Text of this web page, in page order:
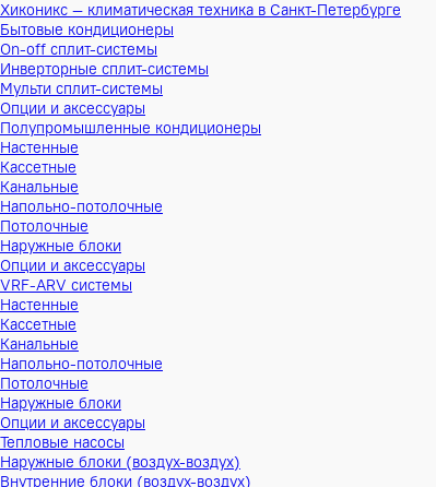
Хиконикс — климатическая техника в Санкт-Петербурге
Бытовые кондиционеры
On-off сплит-системы
Инверторные сплит-системы
Мульти сплит-системы
Опции и аксессуары
Полупромышленные кондиционеры
Настенные
Кассетные
Канальные
Напольно-потолочные
Потолочные
Наружные блоки
Опции и аксессуары
VRF-ARV системы
Настенные
Кассетные
Канальные
Напольно-потолочные
Потолочные
Наружные блоки
Опции и аксессуары